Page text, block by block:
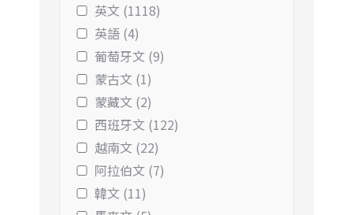
英文 (1118)
英語 (4)
葡萄牙文 (9)
蒙古文 (1)
蒙藏文 (2)
西班牙文 (122)
越南文 (22)
阿拉伯文 (7)
韓文 (11)